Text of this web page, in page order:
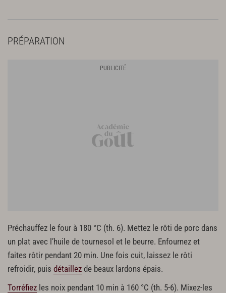
PRÉPARATION
Préchauffez le four à 180 °C (th. 6). Mettez le rôti de porc dans
un plat avec l’huile de tournesol et le beurre. Enfournez et
faites rôtir pendant 20 min. Une fois cuit, laissez le rôti
refroidir, puis détaillez de beaux lardons épais.
Torréfiez les noix pendant 10 min à 160 °C (th. 5-6). Mixez-les